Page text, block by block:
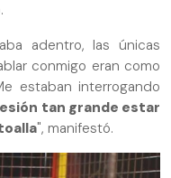
.
adentro, las únicas
conmigo eran como
estaban interrogando
tan grande estar
", manifestó.